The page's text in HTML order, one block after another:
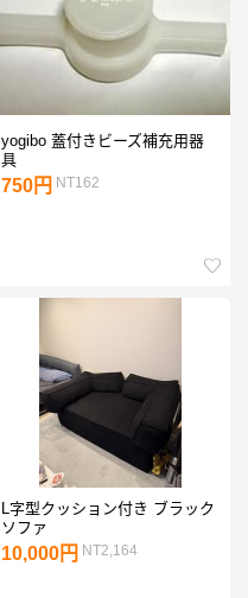
yogibo 蓋付きビーズ補充用器
具
750円 NT162
L字型クッション付き ブラック
ソファ
10,000円 NT2,164